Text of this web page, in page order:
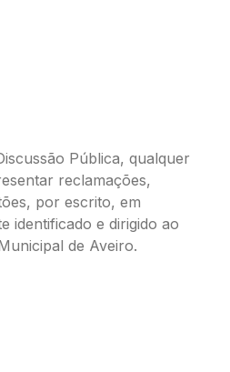
Pública, qualquer
reclamações,
por escrito, em
identificado e dirigido ao
de Aveiro.